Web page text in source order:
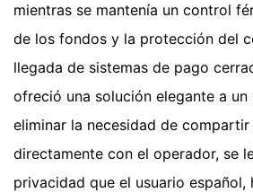
mientras se mantenía un control
de los fondos y la protección del
llegada de sistemas de pago
ofreció una solución elegante a
eliminar la necesidad de
directamente con el operador, se
privacidad que el usuario español,